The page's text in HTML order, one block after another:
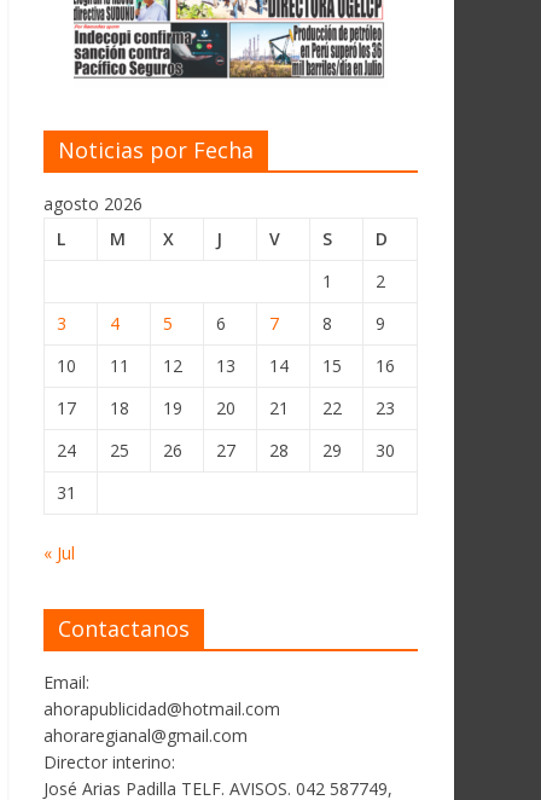
Noticias por Fecha
agosto 2026
L
M X J V S
D
1
2
3
4 5 6 7 8
9
10
11 12 13 14 15
16
17
18 19 20 21 22
23
24
25 26 27 28 29
30
31
« Jul
Contactanos
Email:
ahorapublicidad@hotmail.com
ahoraregianal@gmail.com
Director interino:
José Arias Padilla TELF. AVISOS. 042 587749,